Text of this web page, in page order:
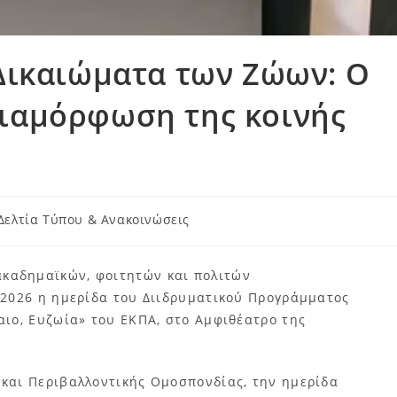
των Ζώων: Ο
της κοινής
Τύπου & Ανακοινώσεις
φοιτητών και πολιτών
η ημερίδα του Διιδρυματικού Προγράμματος
Ευζωία» του ΕΚΠΑ, στο Αμφιθέατρο της
Περιβαλλοντικής Ομοσπονδίας, την ημερίδα